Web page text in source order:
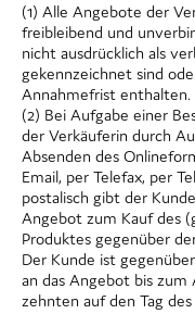
(1) Alle Angebote der
freibleibend und
nicht ausdrücklich als
gekennzeichnet sind
Annahmefrist enthalten.
(2) Bei Aufgabe einer
der Verkäuferin durch
Absenden des
Email, per Telefax, per
postalisch gibt der
Angebot zum Kauf des
Produktes gegenüber
Der Kunde ist
an das Angebot bis zum
zehnten auf den Tag des